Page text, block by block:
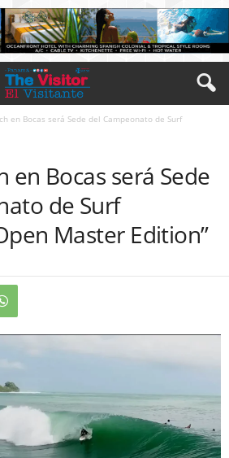
en Bocas será Sede del Campeonato de Surf
en Bocas será Sede
de Surf
Master Edition”